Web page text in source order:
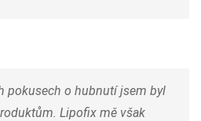
pokusech o hubnutí jsem byl
Lipofix mě však